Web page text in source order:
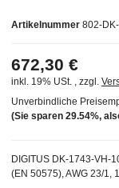
Artikelnummer 802-
DIGITUS DK-1743-VH-
(EN 50575), AWG 23/1,
672,30 €
inkl. 19% USt. , zzgl.
Unverbindliche
(Sie sparen 29.54%,